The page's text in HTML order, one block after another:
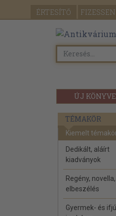
ÉRTESÍTŐ FIZESSEN
ÚJ
TÉMAKÖR
Kiemelt
Dedikált, aláírt
kiadványok
Regény, novella,
elbeszélés
Gyermek- és